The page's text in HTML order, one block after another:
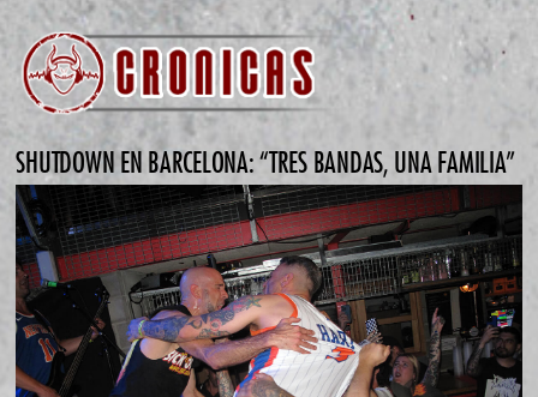
SHUTDOWN EN BARCELONA: “TRES BANDAS, UNA FAMILIA”